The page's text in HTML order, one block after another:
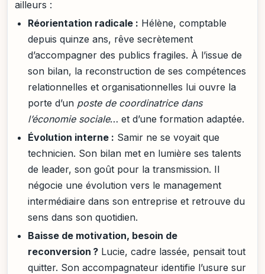
ailleurs :
Réorientation radicale : Hélène, comptable
depuis quinze ans, rêve secrètement
d’accompagner des publics fragiles. À l’issue de
son bilan, la reconstruction de ses compétences
relationnelles et organisationnelles lui ouvre la
porte d’un poste de coordinatrice dans
l’économie sociale… et d’une formation adaptée.
Évolution interne : Samir ne se voyait que
technicien. Son bilan met en lumière ses talents
de leader, son goût pour la transmission. Il
négocie une évolution vers le management
intermédiaire dans son entreprise et retrouve du
sens dans son quotidien.
Baisse de motivation, besoin de
reconversion ? Lucie, cadre lassée, pensait tout
quitter. Son accompagnateur identifie l’usure sur